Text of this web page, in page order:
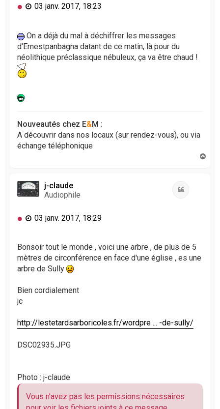
M
s
a
g
e
n
o
l
03 janv. 2017, 18:23
On a déjà du mal à déchiffrer les messages
d'Ernestpanbagna datant de ce matin, là pour du
néolithique préclassique nébuleux, ça va être chaud !
Nouveautés chez E&M :
A découvrir dans nos locaux (sur rendez-vous), ou via
échange téléphonique
j-claude
Audiophile
M
s
a
g
e
o
u
03 janv. 2017, 18:29
Bonsoir tout le monde , voici une arbre , de plus de 5
mètres de circonférence en face d'une église , es une
arbre de Sully
Bien cordialement
jc
http://lestetardsarboricoles.fr/wordpre ... -de-sully/
DSC02935.JPG
Photo : j-claude
Vous n’avez pas les permissions nécessaires